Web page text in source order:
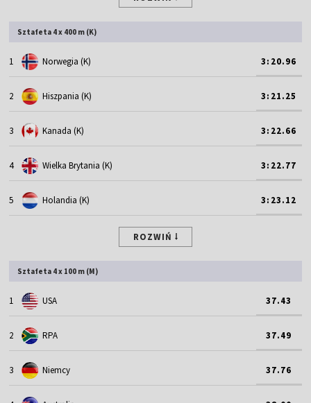
Sztafeta 4 x 400 m (K)
1 Norwegia (K) 3:20.96
2 Hiszpania (K) 3:21.25
3 Kanada (K) 3:22.66
4 Wielka Brytania (K) 3:22.77
5 Holandia (K) 3:23.12
ROZWIŃ
Sztafeta 4 x 100 m (M)
1 USA 37.43
2 RPA 37.49
3 Niemcy 37.76